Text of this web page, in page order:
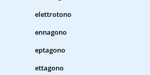
elettrotono
ennagono
eptagono
ettagono